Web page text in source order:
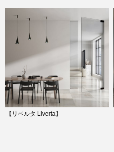
【リベルタ Liverta】